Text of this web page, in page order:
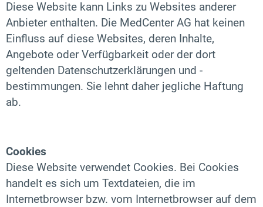
Diese Website kann Links zu Websites anderer
Anbieter enthalten. Die MedCenter AG hat keinen
Einfluss auf diese Websites, deren Inhalte,
Angebote oder Verfügbarkeit oder der dort
geltenden Datenschutzerklärungen und -
bestimmungen. Sie lehnt daher jegliche Haftung
ab.
Cookies
Diese Website verwendet Cookies. Bei Cookies
handelt es sich um Textdateien, die im
Internetbrowser bzw. vom Internetbrowser auf dem